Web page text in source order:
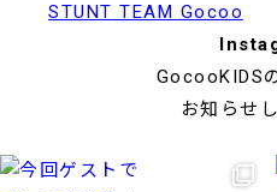
STUNT TEAM Gocoo
GocooKIDS
お知らせ